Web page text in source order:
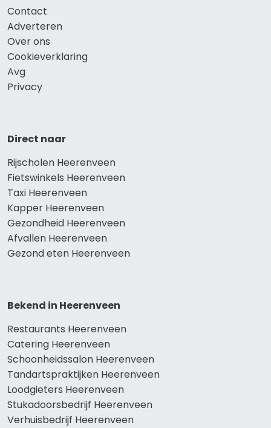
Contact
Adverteren
Over ons
Cookieverklaring
Avg
Privacy
Direct naar
Rijscholen Heerenveen
Fietswinkels Heerenveen
Taxi Heerenveen
Kapper Heerenveen
Gezondheid Heerenveen
Afvallen Heerenveen
Gezond eten Heerenveen
Bekend in Heerenveen
Restaurants Heerenveen
Catering Heerenveen
Schoonheidssalon Heerenveen
Tandartspraktijken Heerenveen
Loodgieters Heerenveen
Stukadoorsbedrijf Heerenveen
Verhuisbedrijf Heerenveen